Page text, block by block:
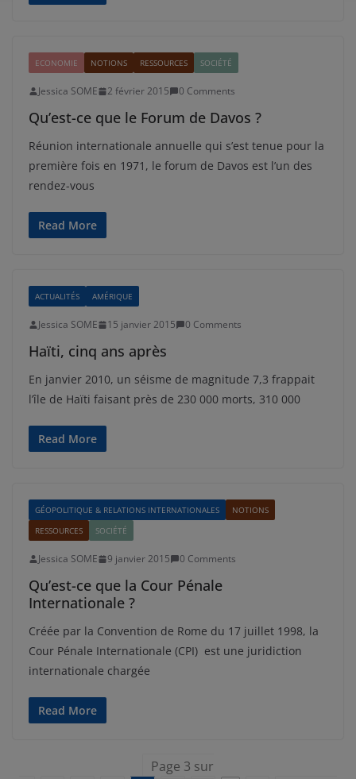
ECONOMIE NOTIONS RESSOURCES SOCIÉTÉ
Jessica SOME 2 février 2015 0 Comments
Qu’est-ce que le Forum de Davos ?
Réunion internationale annuelle qui s’est tenue pour la
première fois en 1971, le forum de Davos est l’un des
rendez-vous
Read More
ACTUALITÉS AMÉRIQUE
Jessica SOME 15 janvier 2015 0 Comments
Haïti, cinq ans après
En janvier 2010, un séisme de magnitude 7,3 frappait
l’île de Haïti faisant près de 230 000 morts, 310 000
Read More
GÉOPOLITIQUE & RELATIONS INTERNATIONALES
NOTIONS
RESSOURCES
SOCIÉTÉ
Jessica SOME 9 janvier 2015 0 Comments
Qu’est-ce que la Cour Pénale
Internationale ?
Créée par la Convention de Rome du 17 juillet 1998, la
Cour Pénale Internationale (CPI) est une juridiction
internationale chargée
Read More
Page 3 sur